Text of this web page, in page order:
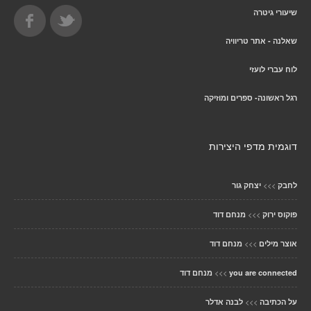
שיעורי גיטרה
שאלנה - אתר טריוויה
לוח עברי לועזי
רגל ראשונה- ספרים ומוזיקה
דוגמית מדפי היצירות
לחבק >>> יצחק גור
פוקוס ירוק >>> מנחם דוד
אוצר מילים >>> מנחם דוד
you are connected
>>> מנחם דוד
על הכתיבה >>> לבנה אדלר